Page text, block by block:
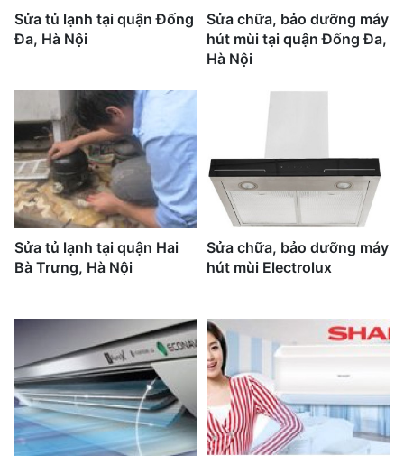
Sửa tủ lạnh tại quận Đống
Đa, Hà Nội
Sửa chữa, bảo dưỡng máy
hút mùi tại quận Đống Đa,
Hà Nội
Sửa tủ lạnh tại quận Hai
Bà Trưng, Hà Nội
Sửa chữa, bảo dưỡng máy
hút mùi Electrolux